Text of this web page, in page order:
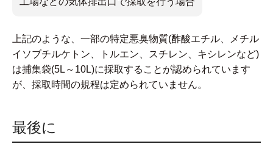
上記のような、一部の特定悪臭物質(酢酸エチル、メチル
イソブチルケトン、トルエン、スチレン、キシレンなど)
は捕集袋(5L～10L)に採取することが認められています
が、採取時間の規程は定められていません。
最後に